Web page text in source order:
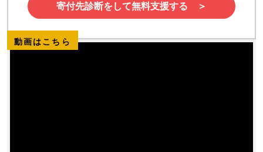
寄付先診断をして無料支援する ＞
動画はこちら